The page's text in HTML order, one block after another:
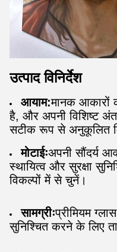
उत्पाद विनिर्देश
आयाम:मानक आकारों
है, और अपनी विशिष्ट
सटीक रूप से अनुकूलित
मोटाईःअपनी सौंदर्य
स्थायित्व और सुरक्षा
विकल्पों में से चुनें।
सामग्रीःप्रीमियम
सुनिश्चित करने के लिए